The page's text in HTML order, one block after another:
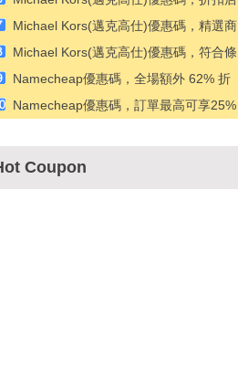
款式額外 10% 折扣
Michael Kors(邁克高仕)優惠碼，精選商
品額外 10% 折扣
Michael Kors(邁克高仕)優惠碼，符合條
件的奧特萊斯款式可額外享受 15% 折扣
Namecheap優惠碼，全場額外 62% 折
扣
Namecheap優惠碼，訂單最高可享25%
Coupon